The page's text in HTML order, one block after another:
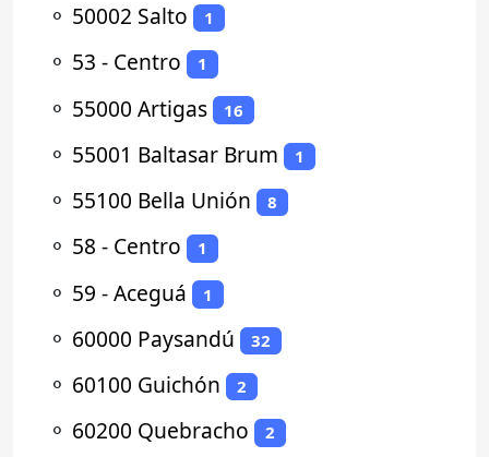
⚬ 50002 Salto 1
⚬ 53 - Centro 1
⚬ 55000 Artigas 16
⚬ 55001 Baltasar Brum 1
⚬ 55100 Bella Unión 8
⚬ 58 - Centro 1
⚬ 59 - Aceguá 1
⚬ 60000 Paysandú 32
⚬ 60100 Guichón 2
⚬ 60200 Quebracho 2